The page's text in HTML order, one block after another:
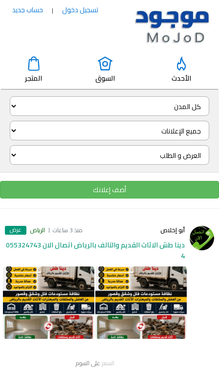
تسجيل دخول | حساب جديد
الأحدث السوق المتجر
أضف إعلانك
أبو إخلاص منذ 3 ساعات الرياض عرض
دينا طش الاثاث القديم والتالف بالرياض اتصال الان 055324743
4
السعر على السوم